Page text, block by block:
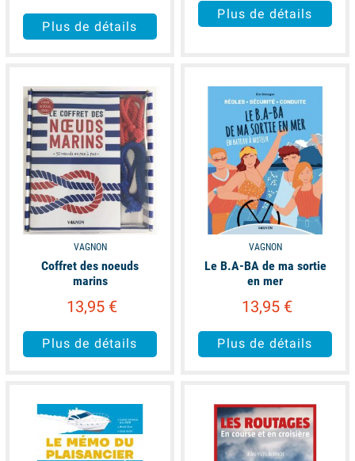
Plus de détails
Plus de détails
available
VAGNON
Coffret des noeuds
marins
13,95 €
Plus de détails
available
VAGNON
Le B.A-BA de ma sortie
en mer
13,95 €
Plus de détails
available available